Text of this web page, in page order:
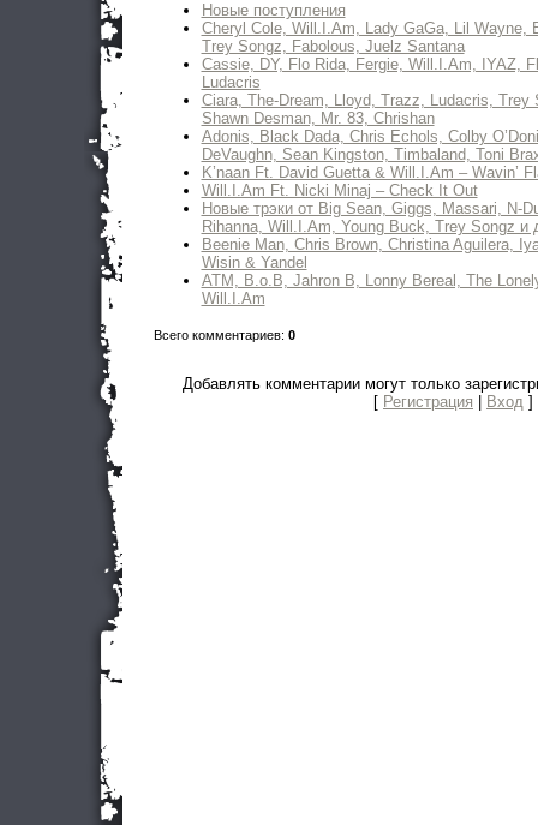
Новые поступления
Cheryl Cole, Will.I.Am, Lady GaGa, Lil Wayne,
Trey Songz, Fabolous, Juelz Santana
Cassie, DY, Flo Rida, Fergie, Will.I.Am, IYAZ,
Ludacris
Ciara, The-Dream, Lloyd, Trazz, Ludacris,
Shawn Desman, Mr. 83, Chrishan
Adonis, Black Dada, Chris Echols, Colby
DeVaughn, Sean Kingston, Timbaland, Toni
K’naan Ft. David Guetta & Will.I.Am – Wavin’
Will.I.Am Ft. Nicki Minaj – Check It Out
Новые трэки от Big Sean, Giggs, Massari, N-
Rihanna, Will.I.Am, Young Buck, Trey Songz и
Beenie Man, Chris Brown, Christina Aguilera,
Wisin & Yandel
ATM, B.o.B, Jahron B, Lonny Bereal, The
Will.I.Am
Всего комментариев: 0
Добавлять комментарии могут только
[ Регистрация Вход ]